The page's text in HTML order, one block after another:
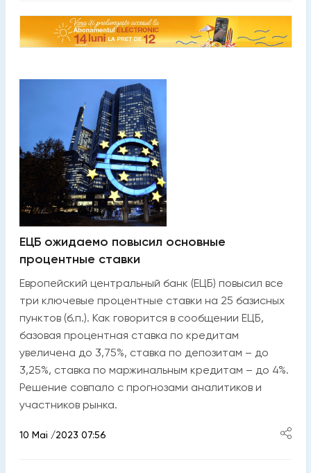
ЕЦБ ожидаемо повысил основные
процентные ставки
Европейский центральный банк (ЕЦБ) повысил все
три ключевые процентные ставки на 25 базисных
пунктов (б.п.). Как говорится в сообщении ЕЦБ,
базовая процентная ставка по кредитам
увеличена до 3,75%, ставка по депозитам – до
3,25%, ставка по маржинальным кредитам – до 4%.
Решение совпало с прогнозами аналитиков и
участников рынка.
10 Mai /2023 07:56